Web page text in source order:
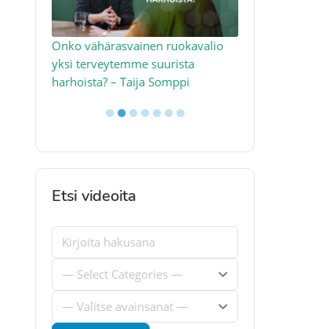
Onko vähärasvainen ruokavalio
yksi terveytemme suurista
harhoista? – Taija Somppi
●●●●●●●
Etsi videoita